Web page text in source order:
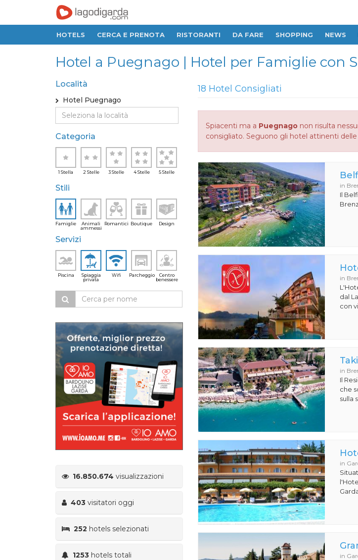
HOTELS CERCA E PRENOTA RISTORANTI DA FARE SHOPPING NEWS
Hotel a Puegnago | Hotel per Famiglie con
Località
Hotel Puegnago
Categoria
1 Stella 2 Stelle 3 Stelle 4 Stelle 5 Stelle
Stili
Famiglie
Animali
ammessi
Romantici Boutique Design
Servizi
Piscina
Spiaggia
privata
Wifi Parcheggio
Centro
benessere
16.850.674 visualizzazioni
403 visitatori oggi
252 hotels selezionati
1253 hotels totali
18 Hotel Consigliati
Spiacenti ma a Puegnagonon risulta
consigliato. Seguono gli hotel attinenti
in
Il
in
dal
con
in
Il
che
sulla
in
in